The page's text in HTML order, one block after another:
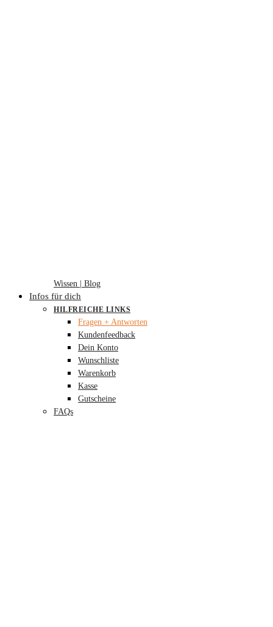
Wissen | Blog
Infos für dich
HILFREICHE LINKS
Fragen + Antworten
Kundenfeedback
Dein Konto
Wunschliste
Warenkorb
Kasse
Gutscheine
FAQs